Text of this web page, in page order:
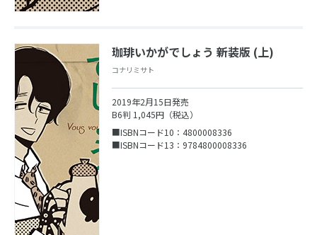
珈琲いかがでしょう 新装版 (上)
コナリミサト
2019年2月15日発売
B6判 1,045円（税込）
■ISBNコード10：4800008336
■ISBNコード13：9784800008336